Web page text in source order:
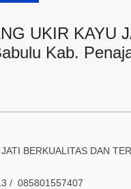
UKIR KAYU
Kab.
BERKUALITAS DAN
/ 085801557407